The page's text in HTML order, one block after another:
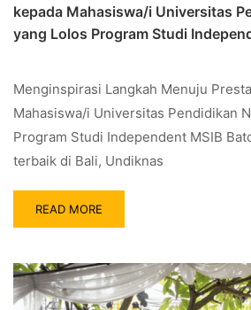
kepada Mahasiswa/i Universitas
yang Lolos Program Studi
Menginspirasi Langkah Menuju
Mahasiswa/i Universitas Pendidikan
Program Studi Independent MSIB
terbaik di Bali, Undiknas
READ MORE